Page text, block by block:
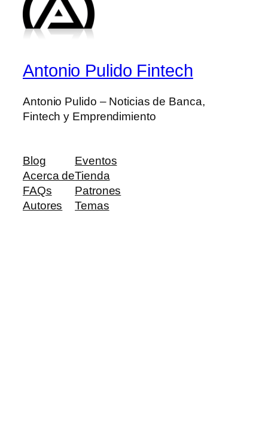
Antonio Pulido Fintech
Antonio Pulido – Noticias de Banca,
Fintech y Emprendimiento
Blog
Acerca de
FAQs
Autores
Eventos
Tienda
Patrones
Temas